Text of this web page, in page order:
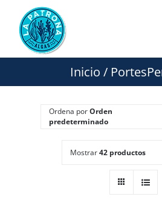
contenido
Inicio /
Ordena porOrden
predeterminado
Mostrar42 productos